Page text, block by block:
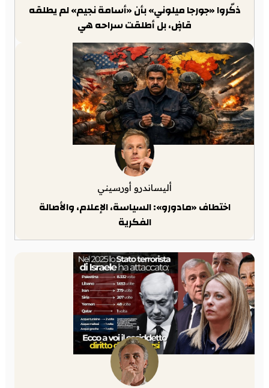
ذكّروا «جورجا ميلوني» بأن «أسامة نجيم» لم يطلقه
قاضٍ، بل أطلقت سراحه هي
أليساندرو أورسيني
اختطاف «مادورو»: السياسة، الإعلام، والأصالة
الفكرية